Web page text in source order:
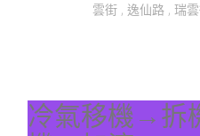
雲街 , 逸仙路 , 瑞
冷氣移機→拆